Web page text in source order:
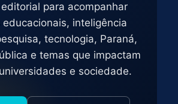
para acompanhar
educacionais, inteligência
tecnologia, Paraná,
e temas que impactam
e sociedade.